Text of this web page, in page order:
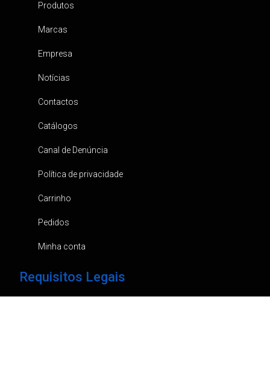
Produtos
Marcas
Empresa
Notícias
Contactos
Catálogos
Canal de Denúncia
Política de privacidade
Carrinho
Pedidos
Minha conta
Requisitos Legais